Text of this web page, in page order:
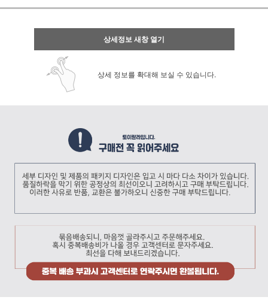
상세정보 새창 열기
상세 정보를 확대해 보실 수 있습니다.